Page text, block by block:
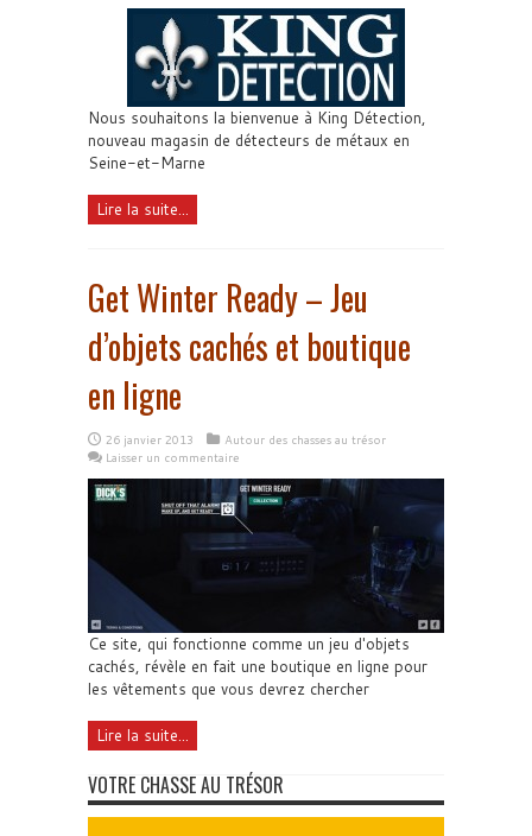
Nous souhaitons la bienvenue à King Détection,
nouveau magasin de détecteurs de métaux en
Seine-et-Marne
Lire la suite...
Get Winter Ready – Jeu
d’objets cachés et boutique
en ligne
26 janvier 2013
Autour des chasses au trésor
Laisser un commentaire
Ce site, qui fonctionne comme un jeu d'objets
cachés, révèle en fait une boutique en ligne pour
les vêtements que vous devrez chercher
Lire la suite...
VOTRE CHASSE AU TRÉSOR